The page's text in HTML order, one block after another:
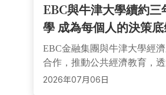
EBC與牛津大學續約三
學 成為每個人的決策
EBC金融集團與牛津大學經
合作，推動公共經濟教育，
視頻傳播經濟研究，涵蓋稅收
2026年07月06日